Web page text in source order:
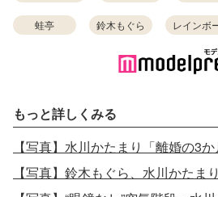
蛙亭 鈴木もぐら レインボ
もっと詳しくみる